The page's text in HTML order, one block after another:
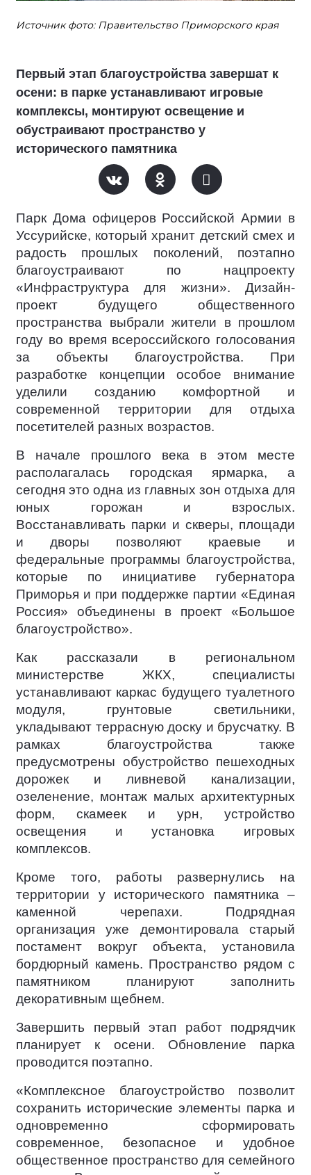
Источник фото: Правительство Приморского края
Первый этап благоустройства завершат к
осени: в парке устанавливают игровые
комплексы, монтируют освещение и
обустраивают пространство у
исторического памятника
Парк Дома офицеров Российской Армии в
Уссурийске, который хранит детский смех и
радость прошлых поколений, поэтапно
благоустраивают по нацпроекту
«Инфраструктура для жизни». Дизайн-
проект будущего общественного
пространства выбрали жители в прошлом
году во время всероссийского голосования
за объекты благоустройства. При
разработке концепции особое внимание
уделили созданию комфортной и
современной территории для отдыха
посетителей разных возрастов.
В начале прошлого века в этом месте
располагалась городская ярмарка, а
сегодня это одна из главных зон отдыха для
юных горожан и взрослых.
Восстанавливать парки и скверы, площади
и дворы позволяют краевые и
федеральные программы благоустройства,
которые по инициативе губернатора
Приморья и при поддержке партии «Единая
Россия» объединены в проект «Большое
благоустройство».
Как рассказали в региональном
министерстве ЖКХ, специалисты
устанавливают каркас будущего туалетного
модуля, грунтовые светильники,
укладывают террасную доску и брусчатку. В
рамках благоустройства также
предусмотрены обустройство пешеходных
дорожек и ливневой канализации,
озеленение, монтаж малых архитектурных
форм, скамеек и урн, устройство
освещения и установка игровых
комплексов.
Кроме того, работы развернулись на
территории у исторического памятника –
каменной черепахи. Подрядная
организация уже демонтировала старый
постамент вокруг объекта, установила
бордюрный камень. Пространство рядом с
памятником планируют заполнить
декоративным щебнем.
Завершить первый этап работ подрядчик
планирует к осени. Обновление парка
проводится поэтапно.
«Комплексное благоустройство позволит
сохранить исторические элементы парка и
одновременно сформировать
современное, безопасное и удобное
общественное пространство для семейного